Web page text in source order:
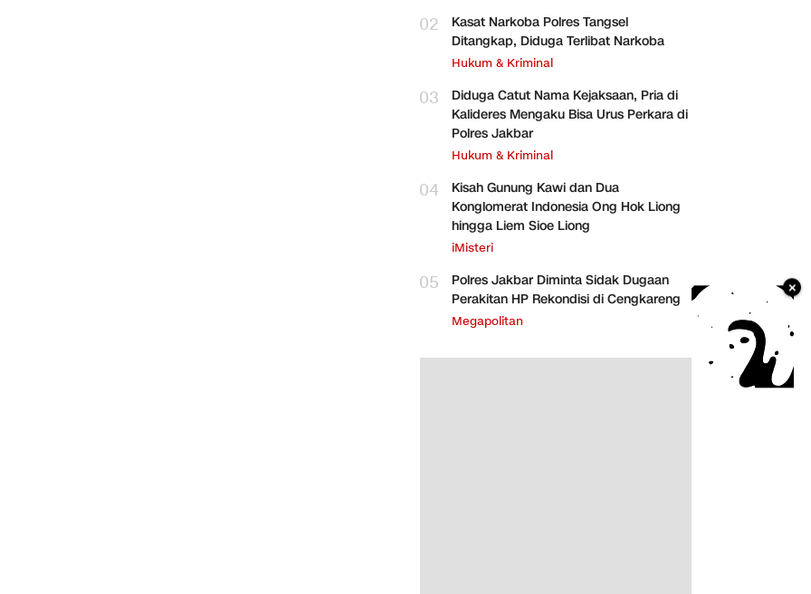
02
Kasat Narkoba Polres Tangsel
Ditangkap, Diduga Terlibat Narkoba
Hukum & Kriminal
03
Diduga Catut Nama Kejaksaan, Pria di
Kalideres Mengaku Bisa Urus Perkara di
Polres Jakbar
Hukum & Kriminal
04
Kisah Gunung Kawi dan Dua
Konglomerat Indonesia Ong Hok Liong
hingga Liem Sioe Liong
iMisteri
05
Polres Jakbar Diminta Sidak Dugaan
Perakitan HP Rekondisi di Cengkareng
Megapolitan
×